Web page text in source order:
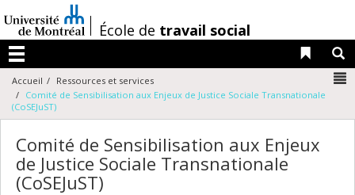
au
contenu
/École de travail social
Menu
Liens
Accueil
Ressources et services
Comité de Sensibilisation aux Enjeux de Justice Sociale Transnationale
(CoSEJuST)
Comité de Sensibilisation aux Enjeux
de Justice Sociale Transnationale
(CoSEJuST)